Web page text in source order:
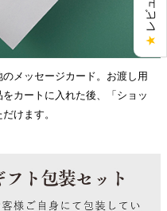
メッセージカード。お渡し用
カートに入れた後、「ショッ
けます。
★